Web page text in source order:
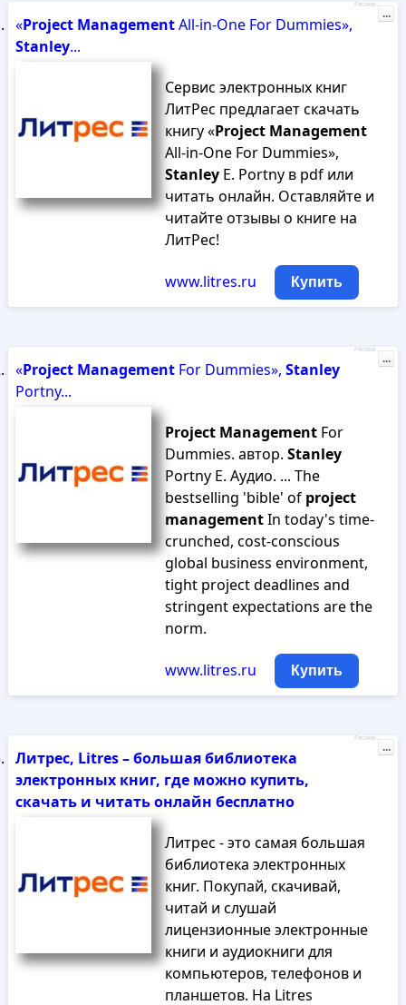
«Project ManagementAll-in-One For Dummies»,
Stanley...
Сервис электронных книг
ЛитРес предлагает скачать
книгу «Project Management
All-in-One For Dummies»,
StanleyE. Portny в pdf или
читать онлайн. Оставляйте и
читайте отзывы о книге на
ЛитРес!
www.litres.ru Купить
Реклама
...
«Project ManagementFor Dummies», Stanley
Portny...
Project ManagementFor
Dummies. автор. Stanley
Portny E. Аудио. ... The
bestselling 'bible' of project
managementIn today's time-
crunched, cost-conscious
global business environment,
tight project deadlines and
stringent expectations are the
norm.
www.litres.ru Купить
Реклама
...
Литрес, Litres – большая библиотека
электронных книг, где можно купить,
скачать и читать онлайн бесплатно
Литрес - это самая большая
библиотека электронных
книг. Покупай, скачивай,
читай и слушай
лицензионные электронные
книги и аудиокниги для
компьютеров, телефонов и
планшетов. На Litres
Реклама
...